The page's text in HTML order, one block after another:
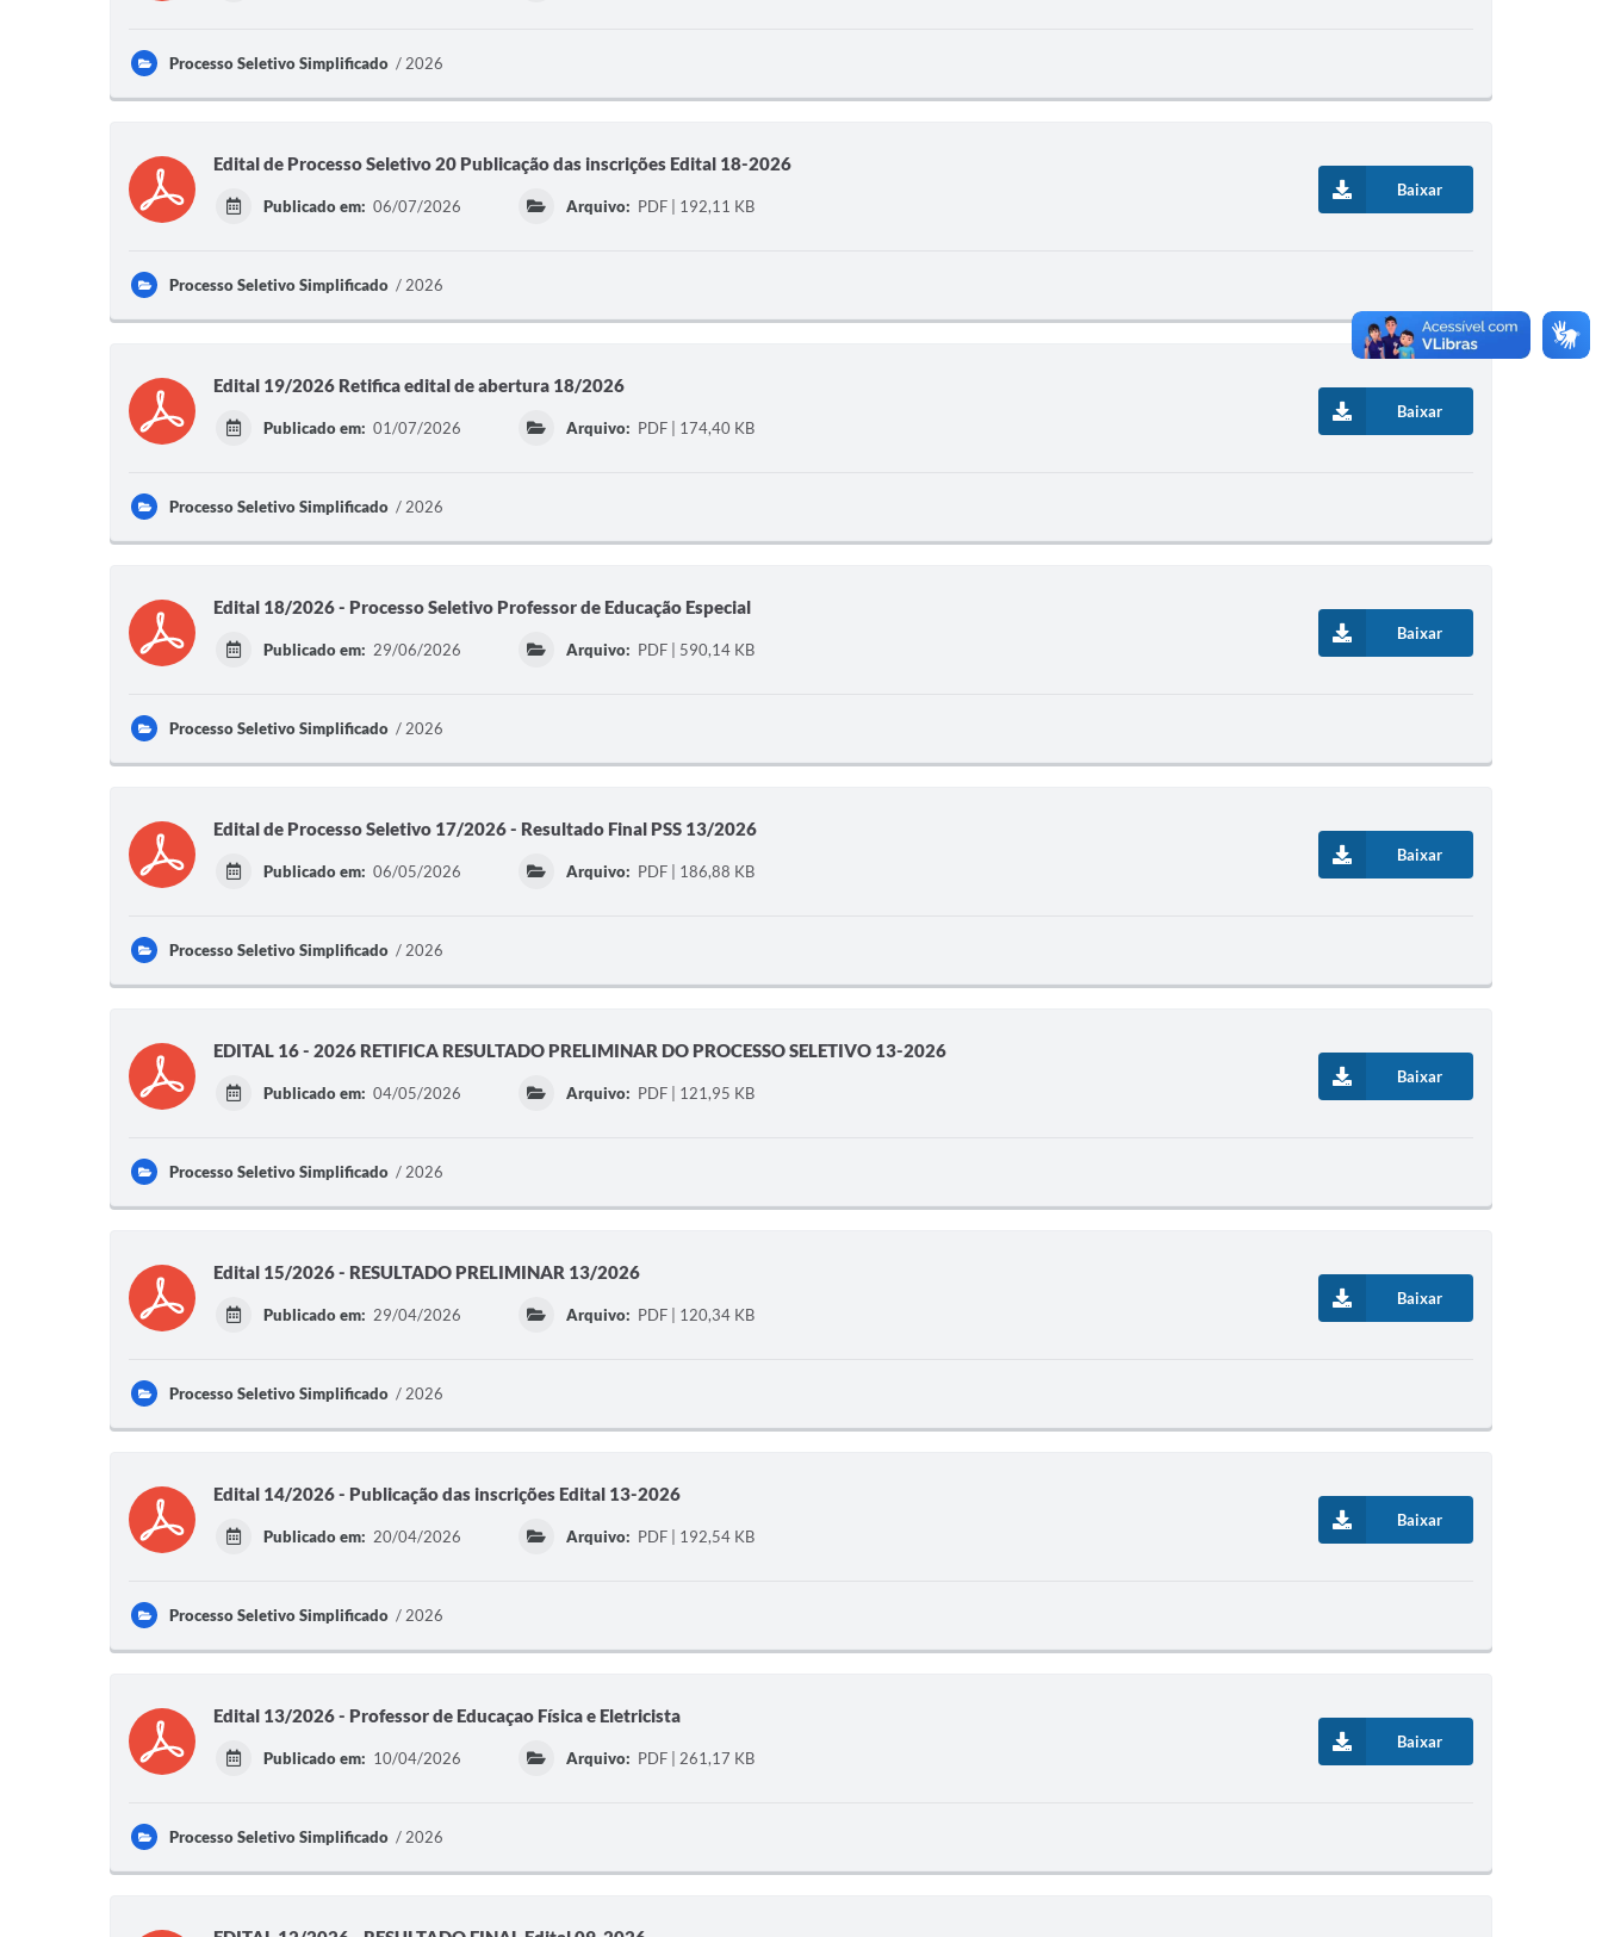
Processo Seletivo Simplificado 2026
Edital de Processo Seletivo 20 Publicação das inscrições Edital 18-2026
Publicado em: 06/07/2026 Arquivo: PDF | 192,11 KB
Baixar
Processo Seletivo Simplificado 2026
Edital 19/2026 Retifica edital de abertura 18/2026
Publicado em: 01/07/2026 Arquivo: PDF | 174,40 KB
Baixar
Processo Seletivo Simplificado 2026
Edital 18/2026 - Processo Seletivo Professor de Educação Especial
Publicado em: 29/06/2026 Arquivo: PDF | 590,14 KB
Baixar
Processo Seletivo Simplificado 2026
Edital de Processo Seletivo 17/2026 - Resultado Final PSS 13/2026
Publicado em: 06/05/2026 Arquivo: PDF | 186,88 KB
Baixar
Processo Seletivo Simplificado 2026
EDITAL 16 - 2026 RETIFICA RESULTADO PRELIMINAR DO PROCESSO SELETIVO 13-2026
Publicado em: 04/05/2026 Arquivo: PDF | 121,95 KB
Baixar
Processo Seletivo Simplificado 2026
Edital 15/2026 - RESULTADO PRELIMINAR 13/2026
Publicado em: 29/04/2026 Arquivo: PDF | 120,34 KB
Baixar
Processo Seletivo Simplificado 2026
Edital 14/2026 - Publicação das inscrições Edital 13-2026
Publicado em: 20/04/2026 Arquivo: PDF | 192,54 KB
Baixar
Processo Seletivo Simplificado 2026
Edital 13/2026 - Professor de Educaçao Física e Eletricista
Publicado em: 10/04/2026 Arquivo: PDF | 261,17 KB
Baixar
Processo Seletivo Simplificado 2026